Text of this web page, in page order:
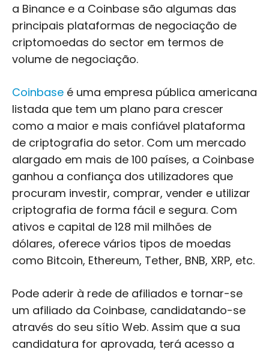
a Binance e a Coinbase são algumas das
principais plataformas de negociação de
criptomoedas do sector em termos de
volume de negociação.
Coinbase é uma empresa pública americana
listada que tem um plano para crescer
como a maior e mais confiável plataforma
de criptografia do setor. Com um mercado
alargado em mais de 100 países, a Coinbase
ganhou a confiança dos utilizadores que
procuram investir, comprar, vender e utilizar
criptografia de forma fácil e segura. Com
ativos e capital de 128 mil milhões de
dólares, oferece vários tipos de moedas
como Bitcoin, Ethereum, Tether, BNB, XRP, etc.
Pode aderir à rede de afiliados e tornar-se
um afiliado da Coinbase, candidatando-se
através do seu sítio Web. Assim que a sua
candidatura for aprovada, terá acesso a